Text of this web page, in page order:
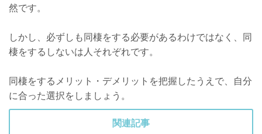
然です。
しかし、必ずしも同棲をする必要があるわけではなく、同
棲をするしないは人それぞれです。
同棲をするメリット・デメリットを把握したうえで、自分
に合った選択をしましょう。
関連記事